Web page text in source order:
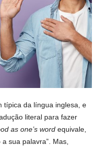
típica da língua inglesa, e
literal para fazer
as one’s word equivale,
sua palavra”. Mas,